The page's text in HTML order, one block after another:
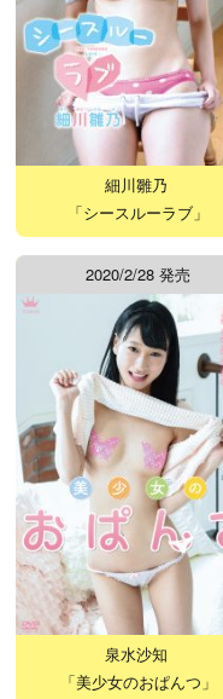
細川雛乃
「シースルーラブ」
2020/2/28 発売
泉水沙知
「美少女のおぱんつ」